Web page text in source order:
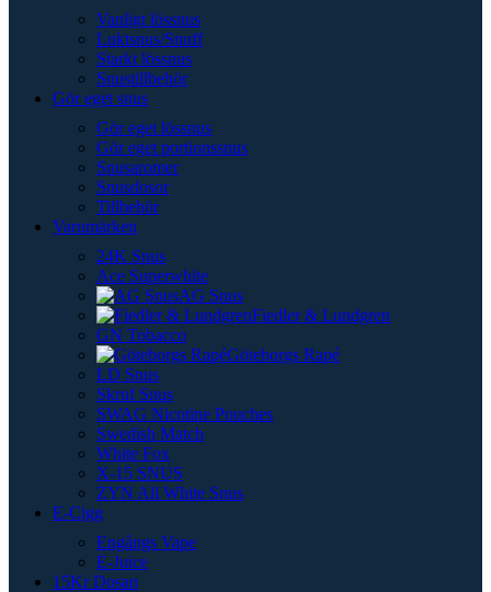
Vanligt lössnus
Luktsnus/Snuff
Starkt lössnus
Snustillbehör
Gör eget snus
Gör eget lössnus
Gör eget portionssnus
Snusaromer
Snusdosor
Tillbehör
Varumärken
24K Snus
Ace Superwhite
AG Snus
Fiedler & Lundgren
GN Tobacco
Göteborgs Rapé
LD Snus
Skruf Snus
SWAG Nicotine Pouches
Swedish Match
White Fox
X-15 SNUS
ZYN All White Snus
E-Cigg
Engångs Vape
E-Juice
15Kr Dosan